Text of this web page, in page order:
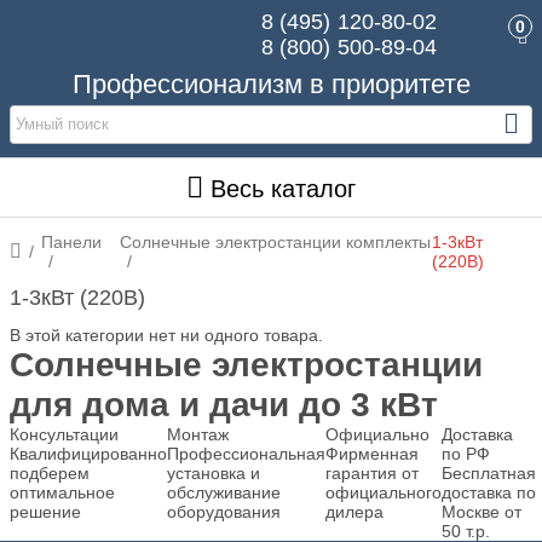
Профессионализм в приоритете
8 (495) 120-80-02
8 (800) 500-89-04
0
Весь каталог
Панели Солнечные электростанции комплекты1-3кВт
(220В)
1-3кВт (220В)
В этой категории нет ни одного товара.
Солнечные электростанции
для дома и дачи до 3 кВт
Консультации
Квалифицированно
подберем
оптимальное
решение
Монтаж
Профессиональная
установка и
обслуживание
оборудования
Официально
Фирменная
гарантия от
официального
дилера
Доставка
по РФ
Бесплатная
доставка по
Москве от
50 т.р.